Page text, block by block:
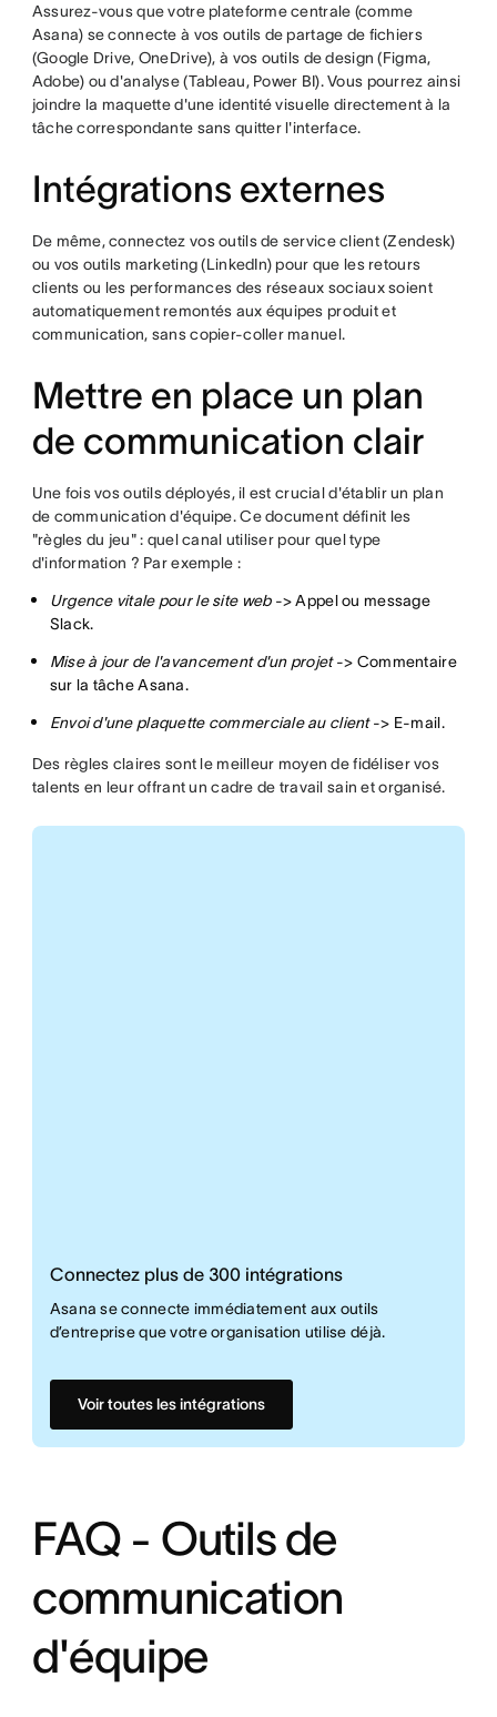
Assurez-vous que votre plateforme centrale (comme
Asana) se connecte à vos outils de partage de fichiers
(Google Drive, OneDrive), à vos outils de design (Figma,
Adobe) ou d'analyse (Tableau, Power BI). Vous pourrez ainsi
joindre la maquette d'une identité visuelle directement à la
tâche correspondante sans quitter l'interface.
Intégrations externes
De même, connectez vos outils de service client (Zendesk)
ou vos outils marketing (LinkedIn) pour que les retours
clients ou les performances des réseaux sociaux soient
automatiquement remontés aux équipes produit et
communication, sans copier-coller manuel.
Mettre en place un plan
de communication clair
Une fois vos outils déployés, il est crucial d'établir un plan
de communication d'équipe. Ce document définit les
"règles du jeu" : quel canal utiliser pour quel type
d'information ? Par exemple :
Urgence vitale pour le site web-> Appel ou message
Slack.
Mise à jour de l'avancement d'un projet-> Commentaire
sur la tâche Asana.
Envoi d'une plaquette commerciale au client-> E-mail.
Des règles claires sont le meilleur moyen de fidéliser vos
talents en leur offrant un cadre de travail sain et organisé.
Connectez plus de 300 intégrations
Asana se connecte immédiatement aux outils
d’entreprise que votre organisation utilise déjà.
Voir toutes les intégrations
FAQ - Outils de
communication
d'équipe